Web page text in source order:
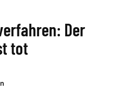
Der
tot